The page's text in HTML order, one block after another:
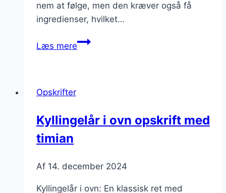
nem at følge, men den kræver også få
ingredienser, hvilket…
Læs mereKyllingelår
og
Opskrifter
Kyllingelår i ovn opskrift med
timian
Af 14. december 2024
Kyllingelår i ovn: En klassisk ret med